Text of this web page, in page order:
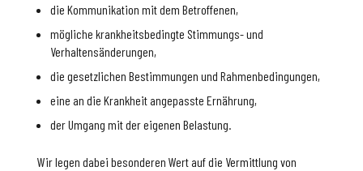
die Kommunikation mit dem Betroffenen,
mögliche krankheitsbedingte Stimmungs- und
Verhaltensänderungen,
die gesetzlichen Bestimmungen und Rahmenbedingungen,
eine an die Krankheit angepasste Ernährung,
der Umgang mit der eigenen Belastung.
Wir legen dabei besonderen Wert auf die Vermittlung von